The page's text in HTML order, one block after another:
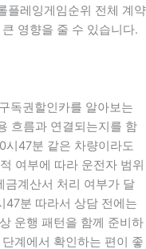
플레잉게임순위 전체 계약
영향을 줄 수 있습니다.
독권할인카를 알아보는
흐름과 연결되는지를 함
47분 같은 차량이라도
여부에 따라 운전자 범위
금계산서 처리 여부가 달
분 따라서 상담 전에는
운행 패턴을 함께 준비하
계에서 확인하는 편이 좋